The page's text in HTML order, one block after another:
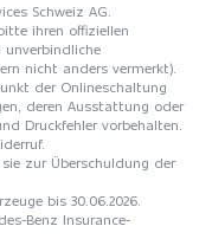
Schweiz AG.
ihren offiziellen
unverbindliche
nicht anders vermerkt).
der Onlineschaltung
deren Ausstattung oder
Druckfehler vorbehalten.
zur Überschuldung der
bis 30.06.2026.
Benz Insurance-